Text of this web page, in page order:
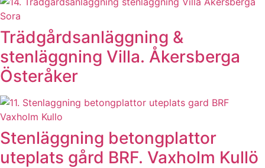
Trädgårdsanläggning &
stenläggning Villa. Åkersberga
Österåker
Stenläggning betongplattor
uteplats gård BRF. Vaxholm Kullö